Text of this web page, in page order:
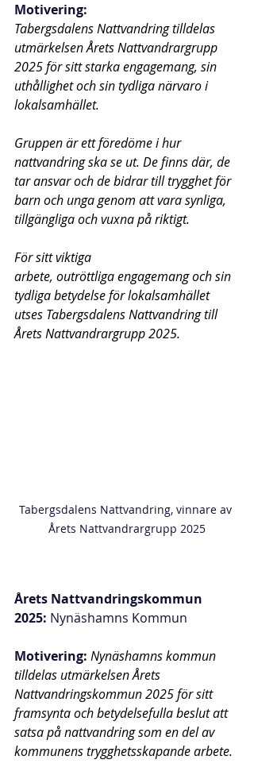
Motivering:
Tabergsdalens Nattvandring tilldelas
utmärkelsen Årets Nattvandrargrupp
2025 för sitt starka engagemang, sin
uthållighet och sin tydliga närvaro i
lokalsamhället.
Gruppen är ett föredöme i hur
nattvandring ska se ut. De finns där, de
tar ansvar och de bidrar till trygghet för
barn och unga genom att vara synliga,
tillgängliga och vuxna på riktigt.
För sitt viktiga
arbete, outröttliga engagemang och sin
tydliga betydelse för lokalsamhället
utses Tabergsdalens Nattvandring till
Årets Nattvandrargrupp 2025.
Tabergsdalens Nattvandring, vinnare av
Årets Nattvandrargrupp 2025
Årets Nattvandringskommun
2025: Nynäshamns Kommun
Motivering: Nynäshamns kommun
tilldelas utmärkelsen Årets
Nattvandringskommun 2025 för sitt
framsynta och betydelsefulla beslut att
satsa på nattvandring som en del av
kommunens trygghetsskapande arbete.